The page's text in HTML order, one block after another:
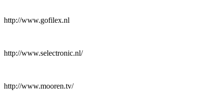
http://www.gofilex.nl
http://www.selectronic.nl/
http://www.mooren.tv/